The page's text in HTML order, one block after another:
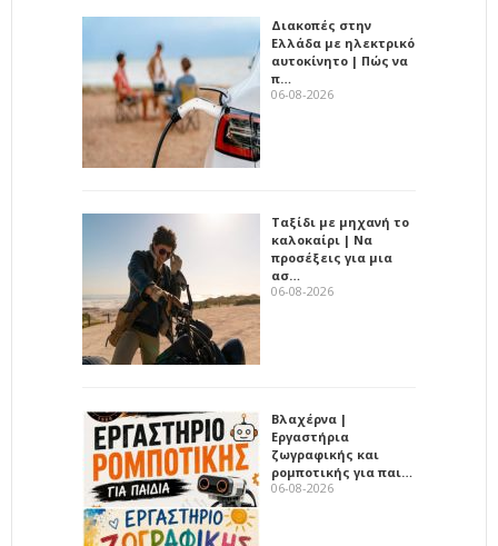
Διακοπές στην
Ελλάδα με ηλεκτρικό
αυτοκίνητο | Πώς να
π…
06-08-2026
Ταξίδι με μηχανή το
καλοκαίρι | Να
προσέξεις για μια
ασ…
06-08-2026
Βλαχέρνα |
Εργαστήρια
ζωγραφικής και
ρομποτικής για παι…
06-08-2026